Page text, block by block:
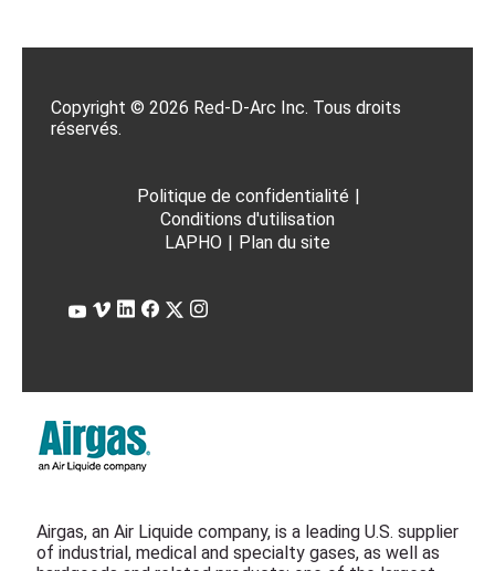
Copyright © 2026 Red-D-Arc Inc. Tous droits
réservés.
Politique de confidentialité |
Conditions d'utilisation
LAPHO | Plan du site
Airgas, an Air Liquide company, is a leading U.S. supplier
of industrial, medical and specialty gases, as well as